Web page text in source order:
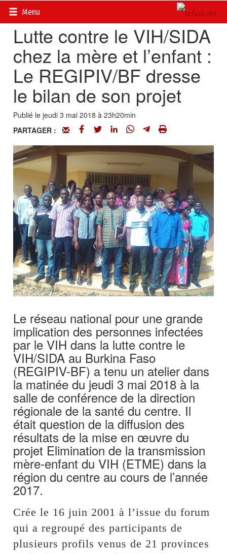
Menu
Accueil>
Lutte contre le VIH/SIDA
chez la mère et l’enfant :
Le REGIPIV/BF dresse
le bilan de son projet
Publié le jeudi 3 mai 2018 à 23h20min
PARTAGER :
Le réseau national pour une grande
implication des personnes infectées
par le VIH dans la lutte contre le
VIH/SIDA au Burkina Faso
(REGIPIV-BF) a tenu un atelier dans
la matinée du jeudi 3 mai 2018 à la
salle de conférence de la direction
régionale de la santé du centre. Il
était question de la diffusion des
résultats de la mise en œuvre du
projet Elimination de la transmission
mère-enfant du VIH (ETME) dans la
région du centre au cours de l’année
2017.
Crée le 16 juin 2001 à l’issue du forum
qui a regroupé des participants de
plusieurs profils venus de 21 provinces